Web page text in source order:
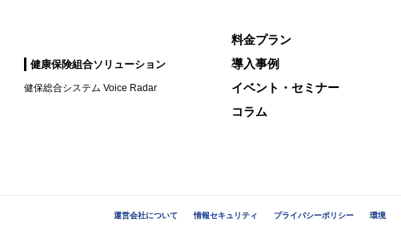
健康保険組合ソリューション
健保総合システム Voice Radar
料金プラン
導入事例
イベント・セミナー
コラム
運営会社について 情報セキュリティ プライバシーポリシー 環境